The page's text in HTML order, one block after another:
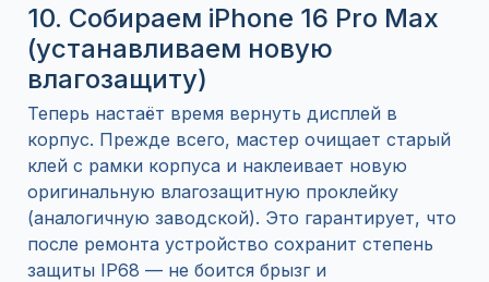
10. Собираем iPhone 16 Pro Max
(устанавливаем новую
влагозащиту)
Теперь настаёт время вернуть дисплей в
корпус. Прежде всего, мастер очищает старый
клей с рамки корпуса и наклеивает новую
оригинальную влагозащитную проклейку
(аналогичную заводской). Это гарантирует, что
после ремонта устройство сохранит степень
защиты IP68 — не боится брызг и